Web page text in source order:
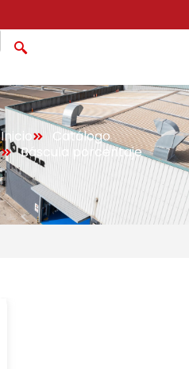
Inicio
Catálogo
Báscula porcentaje